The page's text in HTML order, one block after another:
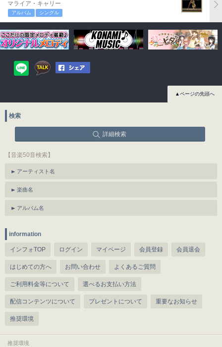
マライア・キャリー
アルバム シングル
▲ページの先頭へ
検索
詳細検索
【音楽50音検索】
アーティスト名
楽曲名
アルバム名
information
インフォTOP ログイン マイページ 会員登録 会員退会
はじめての方へ お問い合わせ よくあるご質問
ご利用料金等について 選べるお支払い方法
配信コンテンツについて プレゼントについて 重要なお知らせ
推奨環境
推奨環境